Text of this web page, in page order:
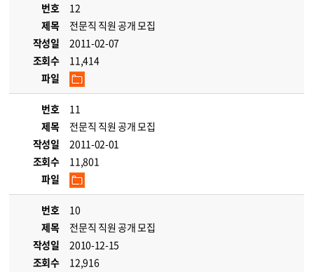
번호
12
제목
전문직 직원 공개 모집
작성일
2011-02-07
조회수
11,414
파일
번호
11
제목
전문직 직원 공개 모집
작성일
2011-02-01
조회수
11,801
파일
번호
10
제목
전문직 직원 공개 모집
작성일
2010-12-15
조회수
12,916